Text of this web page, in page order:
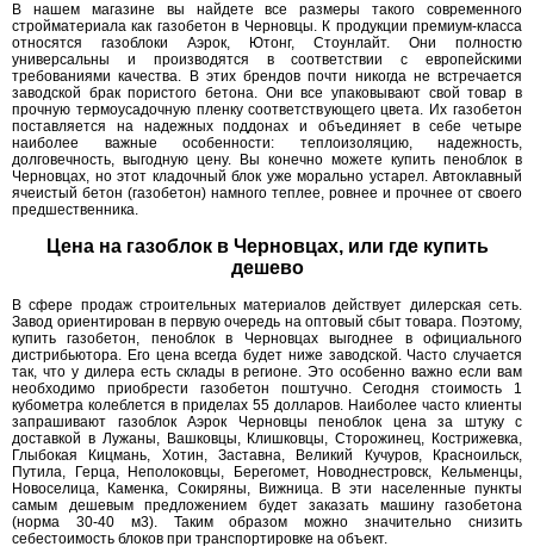
В нашем магазине вы найдете все размеры такого современного
стройматериала как газобетон в Черновцы. К продукции премиум-класса
относятся газоблоки Аэрок, Ютонг, Стоунлайт. Они полностю
универсальны и производятся в соответствии с европейскими
требованиями качества. В этих брендов почти никогда не встречается
заводской брак пористого бетона. Они все упаковывают свой товар в
прочную термоусадочную пленку соответствующего цвета. Их газобетон
поставляется на надежных поддонах и объединяет в себе четыре
наиболее важные особенности: теплоизоляцию, надежность,
долговечность, выгодную цену. Вы конечно можете купить пеноблок в
Черновцах, но этот кладочный блок уже морально устарел. Автоклавный
ячеистый бетон (газобетон) намного теплее, ровнее и прочнее от своего
предшественника.
Цена на газоблок в Черновцах, или где купить
дешево
В сфере продаж строительных материалов действует дилерская сеть.
Завод ориентирован в первую очередь на оптовый сбыт товара. Поэтому,
купить газобетон, пеноблок в Черновцах выгоднее в официального
дистрибьютора. Его цена всегда будет ниже заводской. Часто случается
так, что у дилера есть склады в регионе. Это особенно важно если вам
необходимо приобрести газобетон поштучно. Сегодня стоимость 1
кубометра колеблется в приделах 55 долларов. Наиболее часто клиенты
запрашивают газоблок Аэрок Черновцы пеноблок цена за штуку с
доставкой в Лужаны, Вашковцы, Клишковцы, Сторожинец, Кострижевка,
Глыбокая Кицмань, Хотин, Заставна, Великий Кучуров, Красноильск,
Путила, Герца, Неполоковцы, Берегомет, Новоднестровск, Кельменцы,
Новоселица, Каменка, Сокиряны, Вижница. В эти населенные пункты
самым дешевым предложением будет заказать машину газобетона
(норма 30-40 м3). Таким образом можно значительно снизить
себестоимость блоков при транспортировке на объект.